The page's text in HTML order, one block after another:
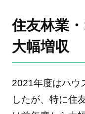
住友林業
大幅増収
2021年度はハウ
したが、特に住